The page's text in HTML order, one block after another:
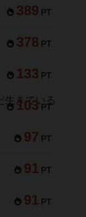
389 PT
378 PT
133 PT
103 PT
97 PT
91 PT
91 PT